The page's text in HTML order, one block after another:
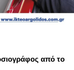
από το